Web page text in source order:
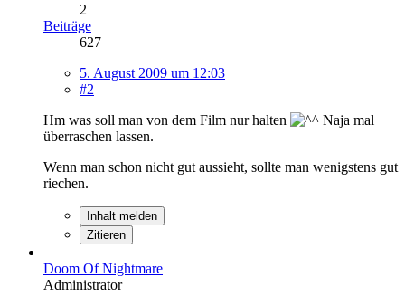
2
Beiträge
627
5. August 2009 um 12:03
#2
Hm was soll man von dem Film nur halten
Naja mal
überraschen lassen.
Wenn man schon nicht gut aussieht, sollte man wenigstens gut
riechen.
Inhalt melden
Zitieren
Doom Of Nightmare
Administrator